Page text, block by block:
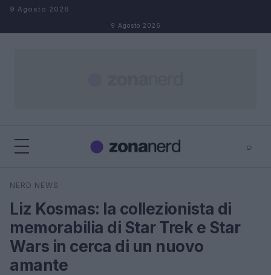
Salta al contenuto
9 Agosto 2026
9 Agosto 2026
⌕
Cerca
NERD NEWS
Liz Kosmas: la collezionista di
memorabilia di Star Trek e Star
Wars in cerca di un nuovo
amante